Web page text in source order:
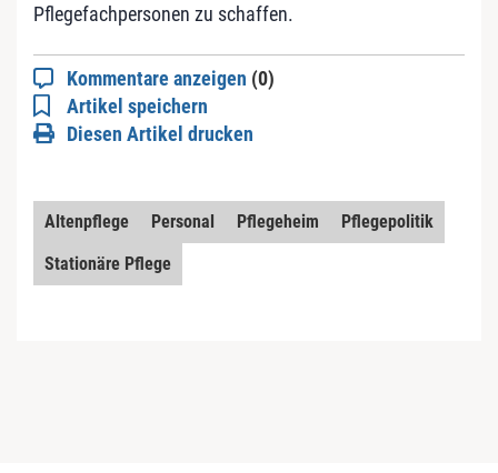
Pflegefachpersonen zu schaffen.
Kommentare anzeigen (0)
Artikel speichern
Diesen Artikel drucken
Altenpflege Personal Pflegeheim
Pflegepolitik
Stationäre Pflege